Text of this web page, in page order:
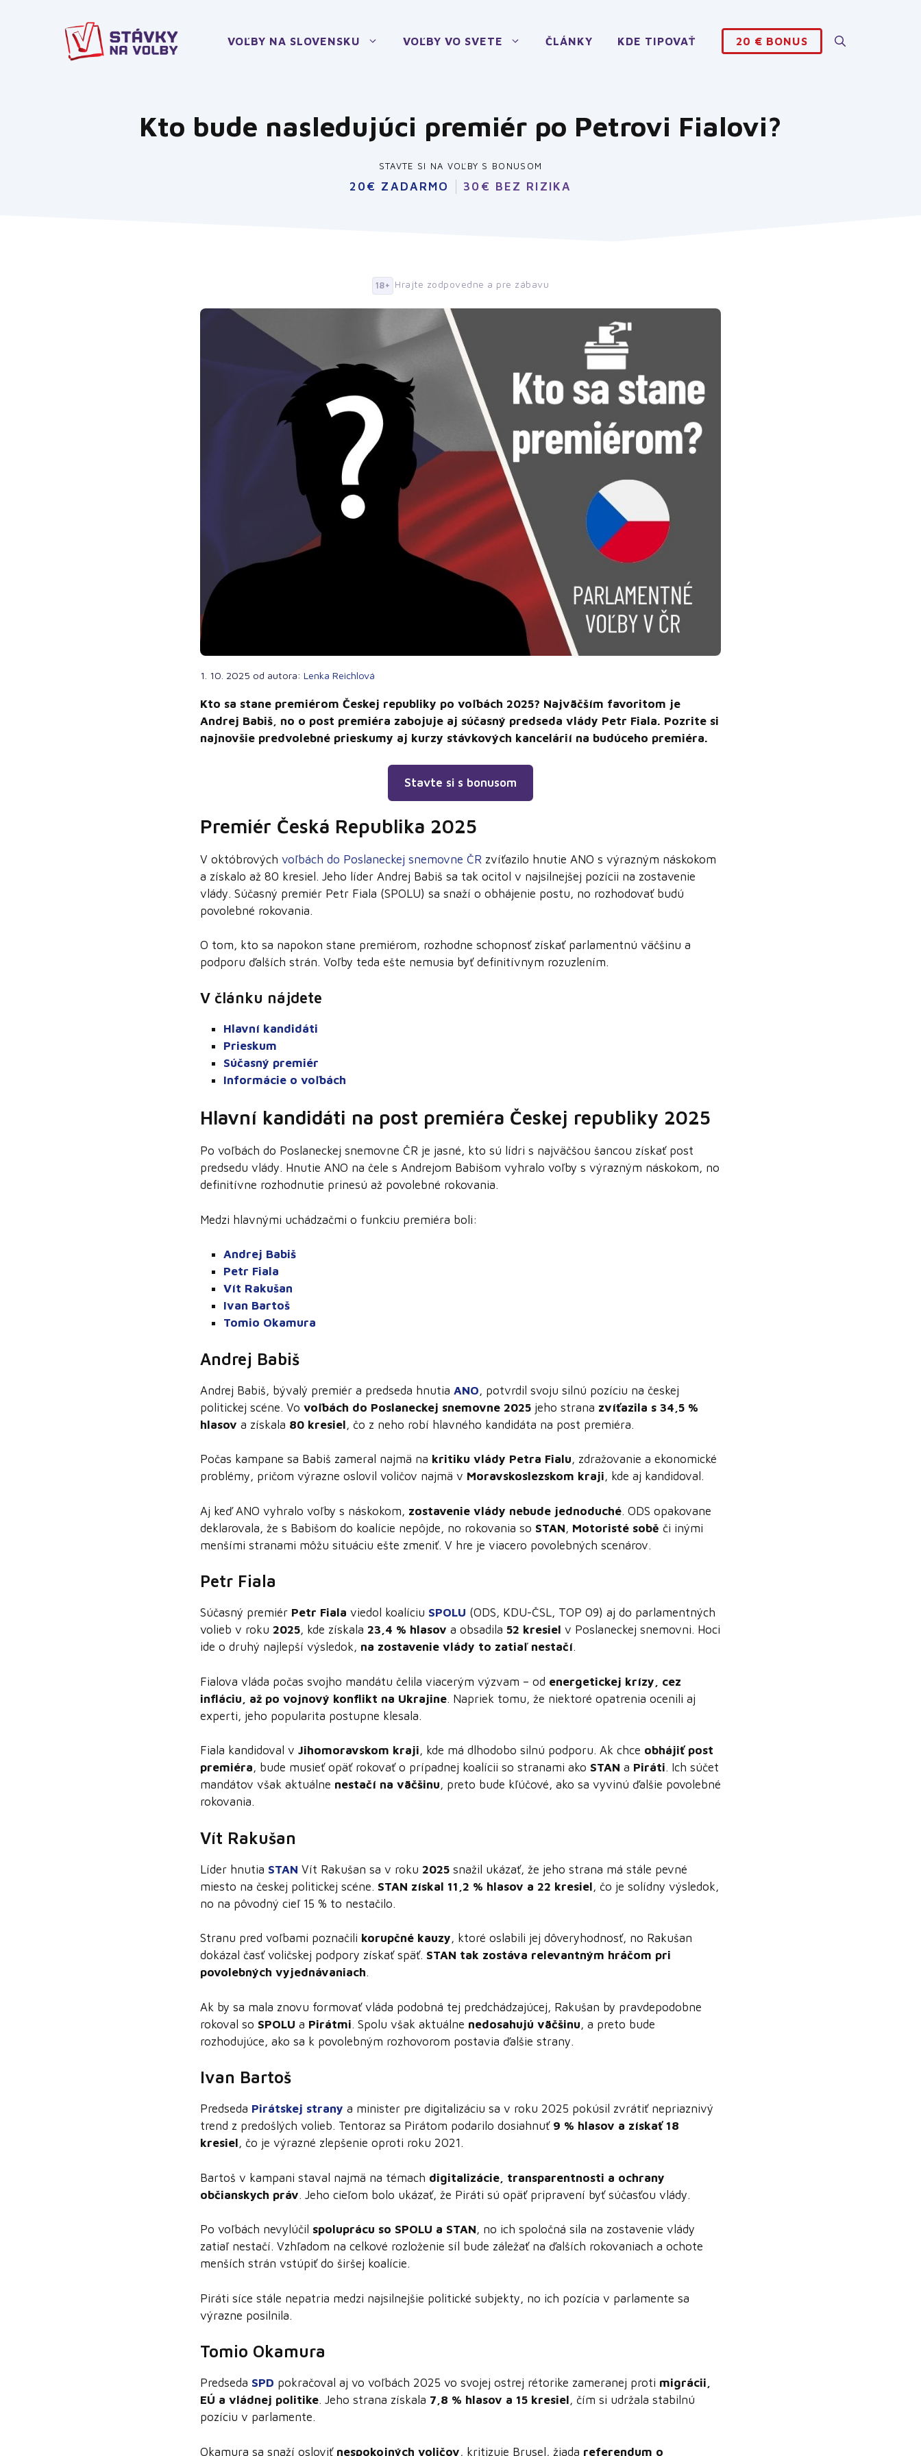
VOĽBY NA SLOVENSKU VOĽBY VO SVETE ČLÁNKY KDE TIPOVAŤ 20 € BONUS
Kto bude nasledujúci premiér po Petrovi Fialovi?
STAVTE SI NA VOĽBY S BONUSOM
20€ ZADARMO 30€ BEZ RIZIKA
18+ Hrajte zodpovedne a pre zábavu
1. 10. 2025 od autora: Lenka Reichlová
Kto sa stane premiérom Českej republiky po voľbách 2025? Najväčším favoritom je
Andrej Babiš, no o post premiéra zabojuje aj súčasný predseda vlády Petr Fiala. Pozrite si
najnovšie predvolebné prieskumy aj kurzy stávkových kancelárií na budúceho premiéra.
Stavte si s bonusom
Premiér Česká Republika 2025
V októbrových voľbách do Poslaneckej snemovne ČR zvíťazilo hnutie ANO s výrazným náskokom
a získalo až 80 kresiel. Jeho líder Andrej Babiš sa tak ocitol v najsilnejšej pozícii na zostavenie
vlády. Súčasný premiér Petr Fiala (SPOLU) sa snaží o obhájenie postu, no rozhodovať budú
povolebné rokovania.
O tom, kto sa napokon stane premiérom, rozhodne schopnosť získať parlamentnú väčšinu a
podporu ďalších strán. Voľby teda ešte nemusia byť definitívnym rozuzlením.
V článku nájdete
Hlavní kandidáti
Prieskum
Súčasný premiér
Informácie o voľbách
Hlavní kandidáti na post premiéra Českej republiky 2025
Po voľbách do Poslaneckej snemovne ČR je jasné, kto sú lídri s najväčšou šancou získať post
predsedu vlády. Hnutie ANO na čele s Andrejom Babišom vyhralo voľby s výrazným náskokom, no
definitívne rozhodnutie prinesú až povolebné rokovania.
Medzi hlavnými uchádzačmi o funkciu premiéra boli:
Andrej Babiš
Petr Fiala
Vít Rakušan
Ivan Bartoš
Tomio Okamura
Andrej Babiš
Andrej Babiš, bývalý premiér a predseda hnutia ANO, potvrdil svoju silnú pozíciu na českej
politickej scéne. Vo voľbách do Poslaneckej snemovne 2025 jeho strana zvíťazila s 34,5 %
hlasov a získala 80 kresiel, čo z neho robí hlavného kandidáta na post premiéra.
Počas kampane sa Babiš zameral najmä na kritiku vlády Petra Fialu, zdražovanie a ekonomické
problémy, pričom výrazne oslovil voličov najmä v Moravskoslezskom kraji, kde aj kandidoval.
Aj keď ANO vyhralo voľby s náskokom, zostavenie vlády nebude jednoduché. ODS opakovane
deklarovala, že s Babišom do koalície nepôjde, no rokovania so STAN, Motoristé sobě či inými
menšími stranami môžu situáciu ešte zmeniť. V hre je viacero povolebných scenárov.
Petr Fiala
Súčasný premiér Petr Fiala viedol koalíciu SPOLU (ODS, KDU-ČSL, TOP 09) aj do parlamentných
volieb v roku 2025, kde získala 23,4 % hlasov a obsadila 52 kresiel v Poslaneckej snemovni. Hoci
ide o druhý najlepší výsledok, na zostavenie vlády to zatiaľ nestačí.
Fialova vláda počas svojho mandátu čelila viacerým výzvam – od energetickej krízy, cez
infláciu, až po vojnový konflikt na Ukrajine. Napriek tomu, že niektoré opatrenia ocenili aj
experti, jeho popularita postupne klesala.
Fiala kandidoval v Jihomoravskom kraji, kde má dlhodobo silnú podporu. Ak chce obhájiť post
premiéra, bude musieť opäť rokovať o prípadnej koalícii so stranami ako STAN a Piráti. Ich súčet
mandátov však aktuálne nestačí na väčšinu, preto bude kľúčové, ako sa vyvinú ďalšie povolebné
rokovania.
Vít Rakušan
Líder hnutia STAN Vít Rakušan sa v roku 2025 snažil ukázať, že jeho strana má stále pevné
miesto na českej politickej scéne. STAN získal 11,2 % hlasov a 22 kresiel, čo je solídny výsledok,
no na pôvodný cieľ 15 % to nestačilo.
Stranu pred voľbami poznačili korupčné kauzy, ktoré oslabili jej dôveryhodnosť, no Rakušan
dokázal časť voličskej podpory získať späť. STAN tak zostáva relevantným hráčom pri
povolebných vyjednávaniach.
Ak by sa mala znovu formovať vláda podobná tej predchádzajúcej, Rakušan by pravdepodobne
rokoval so SPOLU a Pirátmi. Spolu však aktuálne nedosahujú väčšinu, a preto bude
rozhodujúce, ako sa k povolebným rozhovorom postavia ďalšie strany.
Ivan Bartoš
Predseda Pirátskej strany a minister pre digitalizáciu sa v roku 2025 pokúsil zvrátiť nepriaznivý
trend z predošlých volieb. Tentoraz sa Pirátom podarilo dosiahnuť 9 % hlasov a získať 18
kresiel, čo je výrazné zlepšenie oproti roku 2021.
Bartoš v kampani staval najmä na témach digitalizácie, transparentnosti a ochrany
občianskych práv. Jeho cieľom bolo ukázať, že Piráti sú opäť pripravení byť súčasťou vlády.
Po voľbách nevylúčil spoluprácu so SPOLU a STAN, no ich spoločná sila na zostavenie vlády
zatiaľ nestačí. Vzhľadom na celkové rozloženie síl bude záležať na ďalších rokovaniach a ochote
menších strán vstúpiť do širšej koalície.
Piráti síce stále nepatria medzi najsilnejšie politické subjekty, no ich pozícia v parlamente sa
výrazne posilnila.
Tomio Okamura
Predseda SPD pokračoval aj vo voľbách 2025 vo svojej ostrej rétorike zameranej proti migrácii,
EÚ a vládnej politike. Jeho strana získala 7,8 % hlasov a 15 kresiel, čím si udržala stabilnú
pozíciu v parlamente.
Okamura sa snaží osloviť nespokojných voličov, kritizuje Brusel, žiada referendum o